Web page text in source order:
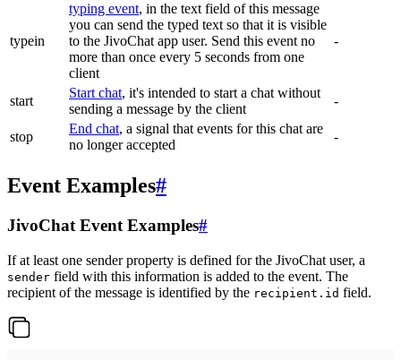
typein
typing event, in the text field of this message
you can send the typed text so that it is visible
to the JivoChat app user. Send this event no
more than once every 5 seconds from one
client
-
start
Start chat, it's intended to start a chat without
sending a message by the client
-
stop
End chat, a signal that events for this chat are
no longer accepted
-
Event Examples#
JivoChat Event Examples#
If at least one sender property is defined for the JivoChat user, a
sender field with this information is added to the event. The
recipient of the message is identified by the recipient.id field.